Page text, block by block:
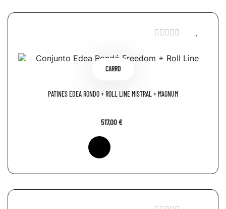
CARRO
PATINES EDEA RONDÓ + ROLL LINE MISTRAL + MAGNUM
517,00 €